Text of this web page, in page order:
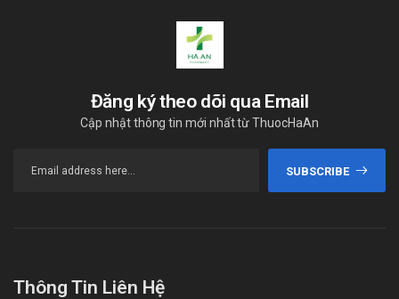
Đăng ký theo dõi qua Email
Cập nhật thông tin mới nhất từ ThuocHaAn
SUBSCRIBE
Thông Tin Liên Hệ